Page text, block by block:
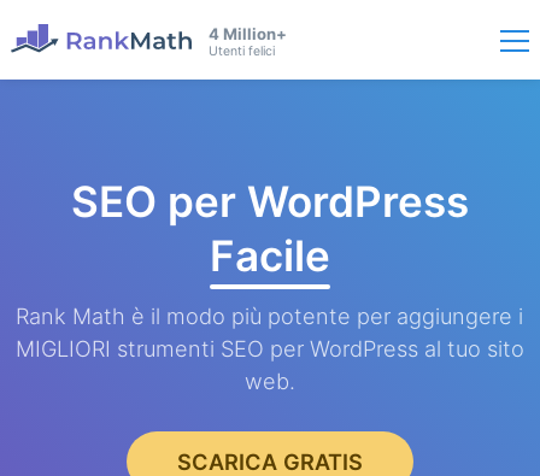
4 Million+
Utenti felici
SEO per WordPress
Facile
Rank Math è il modo più potente per aggiungere i
MIGLIORI strumenti SEO per WordPress al tuo sito
web.
SCARICA GRATIS